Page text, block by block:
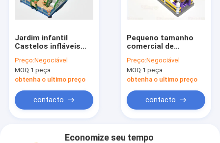
Jardim infantil
Castelos infláveis
Laranja 28*11*7,3m
Preço:Negociável
MOQ:1 peça
obtenha o ultimo preço
contacto
Pequeno tamanho
comercial de
curso de escalada
parede
Preço:Negociável
MOQ:1 peça
obtenha o ultimo preço
contacto
Economize seu tempo